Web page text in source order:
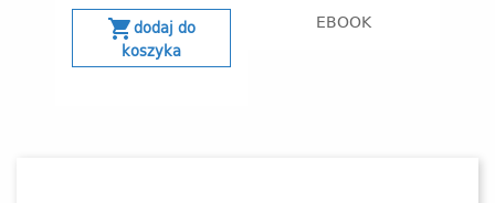
shopping_cartdodaj do
koszyka
EBOOK